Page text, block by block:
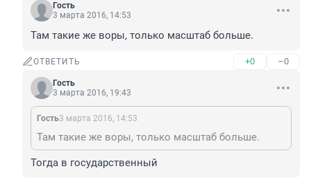
Гость
3 марта 2016, 14:53
Там такие же воры, только масштаб больше.
ОТВЕТИТЬ +0 –0
Гость
3 марта 2016, 19:43
Гость3 марта 2016, 14:53
Там такие же воры, только масштаб больше.
Тогда в государственный